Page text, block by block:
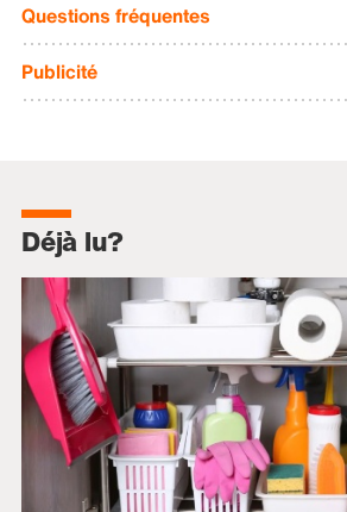
Questions fréquentes
Publicité
Déjà lu?